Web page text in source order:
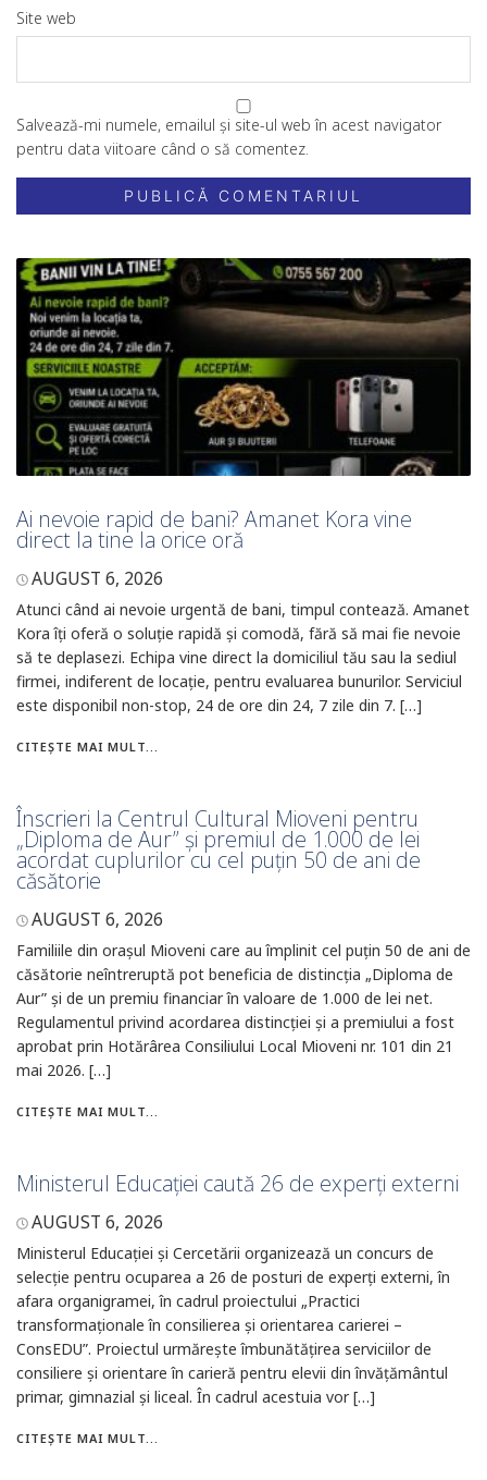
Site web
Salvează-mi numele, emailul și site-ul web în acest navigator
pentru data viitoare când o să comentez.
Ai nevoie rapid de bani? Amanet Kora vine
direct la tine la orice oră
AUGUST 6, 2026
Atunci când ai nevoie urgentă de bani, timpul contează. Amanet
Kora îți oferă o soluție rapidă și comodă, fără să mai fie nevoie
să te deplasezi. Echipa vine direct la domiciliul tău sau la sediul
firmei, indiferent de locație, pentru evaluarea bunurilor. Serviciul
este disponibil non-stop, 24 de ore din 24, 7 zile din 7. […]
CITEȘTE MAI MULT...
Înscrieri la Centrul Cultural Mioveni pentru
„Diploma de Aur” și premiul de 1.000 de lei
acordat cuplurilor cu cel puțin 50 de ani de
căsătorie
AUGUST 6, 2026
Familiile din orașul Mioveni care au împlinit cel puțin 50 de ani de
căsătorie neîntreruptă pot beneficia de distincția „Diploma de
Aur” și de un premiu financiar în valoare de 1.000 de lei net.
Regulamentul privind acordarea distincției și a premiului a fost
aprobat prin Hotărârea Consiliului Local Mioveni nr. 101 din 21
mai 2026. […]
CITEȘTE MAI MULT...
Ministerul Educației caută 26 de experți externi
AUGUST 6, 2026
Ministerul Educației și Cercetării organizează un concurs de
selecție pentru ocuparea a 26 de posturi de experți externi, în
afara organigramei, în cadrul proiectului „Practici
transformaționale în consilierea și orientarea carierei –
ConsEDU”. Proiectul urmărește îmbunătățirea serviciilor de
consiliere și orientare în carieră pentru elevii din învățământul
primar, gimnazial și liceal. În cadrul acestuia vor […]
CITEȘTE MAI MULT...